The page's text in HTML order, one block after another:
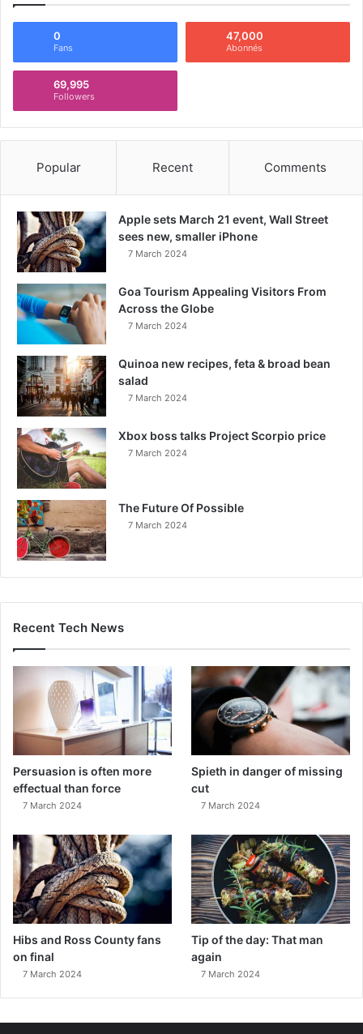
0
Fans
47,000
Abonnés
69,995
Followers
Popular Recent Comments
Apple sets March 21 event, Wall Street
sees new, smaller iPhone
7 March 2024
Goa Tourism Appealing Visitors From
Across the Globe
7 March 2024
Quinoa new recipes, feta & broad bean
salad
7 March 2024
Xbox boss talks Project Scorpio price
7 March 2024
The Future Of Possible
7 March 2024
Recent Tech News
Persuasion is often more
effectual than force
7 March 2024
Spieth in danger of missing
cut
7 March 2024
Hibs and Ross County fans
on final
7 March 2024
Tip of the day: That man
again
7 March 2024